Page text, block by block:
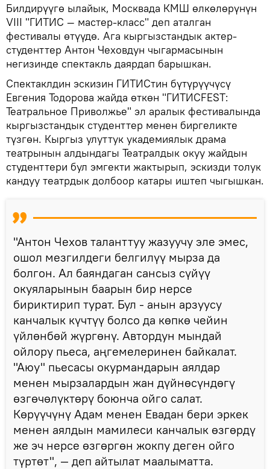
Билдирүүгө ылайык, Москвада КМШ өлкөлөрүнүн
VIII "ГИТИС — мастер-класс" деп аталган
фестивалы өтүүдө. Ага кыргызстандык актер-
студенттер Антон Чеховдун чыгармасынын
негизинде спектакль даярдап барышкан.
Спектаклдин эскизин ГИТИСтин бүтүрүүчүсү
Евгения Тодорова жайда өткөн "ГИТИСFEST:
Театральное Приволжье" эл аралык фестивалында
кыргызстандык студенттер менен биргеликте
түзгөн. Кыргыз улуттук укадемиялык драма
театрынын алдындагы Театралдык окуу жайдын
студенттери бул эмгекти жактырып, эскизди толук
кандуу театрдык долбоор катары иштеп чыгышкан.
"Антон Чехов таланттуу жазуучу эле эмес,
ошол мезгилдеги белгилүү мырза да
болгон. Ал баяндаган сансыз сүйүү
окуяларынын баарын бир нерсе
бириктирип турат. Бул - анын арзуусу
канчалык күчтүү болсо да көпкө чейин
үйлөнбөй жүргөнү. Автордун мындай
ойлору пьеса, аңгемелеринен байкалат.
"Аюу" пьесасы окурмандарын аялдар
менен мырзалардын жан дүйнөсүндөгү
өзгөчөлүктөрү боюнча ойго салат.
Көрүүчүнү Адам менен Евадан бери эркек
менен аялдын мамилеси канчалык өзгөрдү
же эч нерсе өзгөргөн жокпу деген ойго
түртөт", — деп айтылат маалыматта.